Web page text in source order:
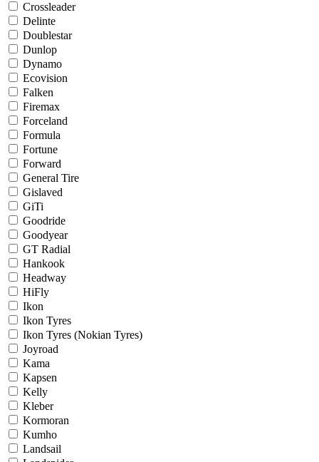
Crossleader
Delinte
Doublestar
Dunlop
Dynamo
Ecovision
Falken
Firemax
Forceland
Formula
Fortune
Forward
General Tire
Gislaved
GiTi
Goodride
Goodyear
GT Radial
Hankook
Headway
HiFly
Ikon
Ikon Tyres
Ikon Tyres (Nokian Tyres)
Joyroad
Kama
Kapsen
Kelly
Kleber
Kormoran
Kumho
Landsail